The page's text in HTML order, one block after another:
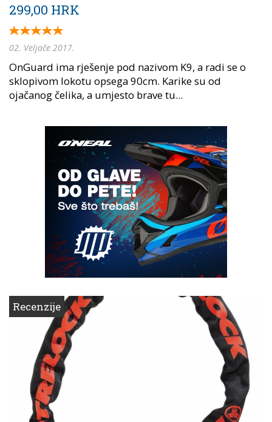
299,00 HRK
02. Veljače 2017.
OnGuard ima rješenje pod nazivom K9, a radi se o
sklopivom lokotu opsega 90cm. Karike su od
ojačanog čelika, a umjesto brave tu...
Recenzije